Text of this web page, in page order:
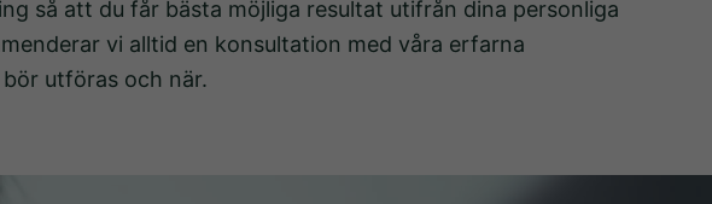
så att du får bästa möjliga resultat utifrån dina personliga
vi alltid en konsultation med våra erfarna
utföras och när.